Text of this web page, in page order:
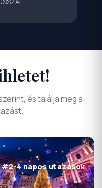
#2-4 napos utazások